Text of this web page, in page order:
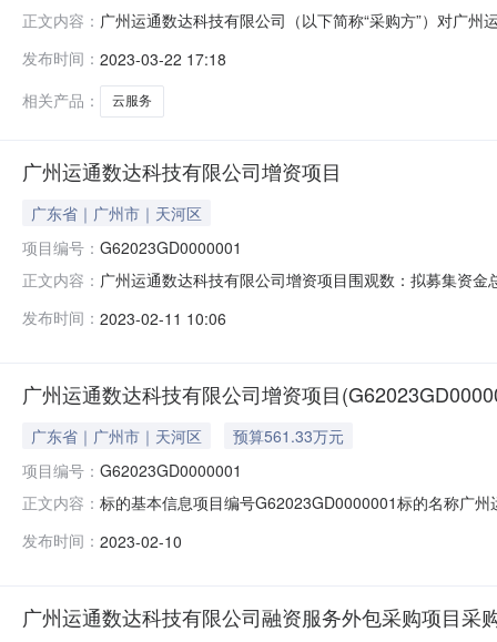
正文内容： 广州运通数达科技有限公司（以下简称“采购方”）对广
瑞达通信技术有限公司，广东广信通信服务有限公司六
联系人：刘月联系电话：1
发布时间： 2023-03-22 17:18
相关产品：
云服务
广州运通数达科技有限公司增资项目
广东省｜广州市｜天河区
项目编号： G62023GD0000001
正文内容： 广州运通数达科技有限公司增资项目围观数：拟募集资
息和组织交易活动。依照公开、公平、公正、诚信的原
发布时间： 2023-02-11 10:06
广州运通数达科技有限公司增资项目
广东省｜广州市｜天河区
预算561.33万元
项目编号： G62023GD0000001
正文内容： 标的基本信息项目编号G62023GD0000001标的名称广
10.3806%拟公开募集资金总额说明对应每1元注册资本
发布时间： 2023-02-10
广州运通数达科技有限公司融资服务外包采购项目采